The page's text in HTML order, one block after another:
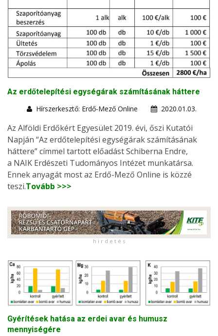
Az erdőtelepítési egységárak számításának háttere
Hírszerkesztő: Erdő-Mező Online
2020.01.03.
Az Alföldi Erdőkért Egyesület 2019. évi, őszi Kutatói
Napján “Az erdőtelepítési egységárak számításának
háttere” címmel tartott előadást Schiberna Endre,
a NAIK Erdészeti Tudományos Intézet munkatársa.
Ennek anyagát most az Erdő-Mező Online is közzé
teszi.Tovább >>>
h i r d e t é s
Gyérítések hatása az erdei avar és humusz
mennyiségére